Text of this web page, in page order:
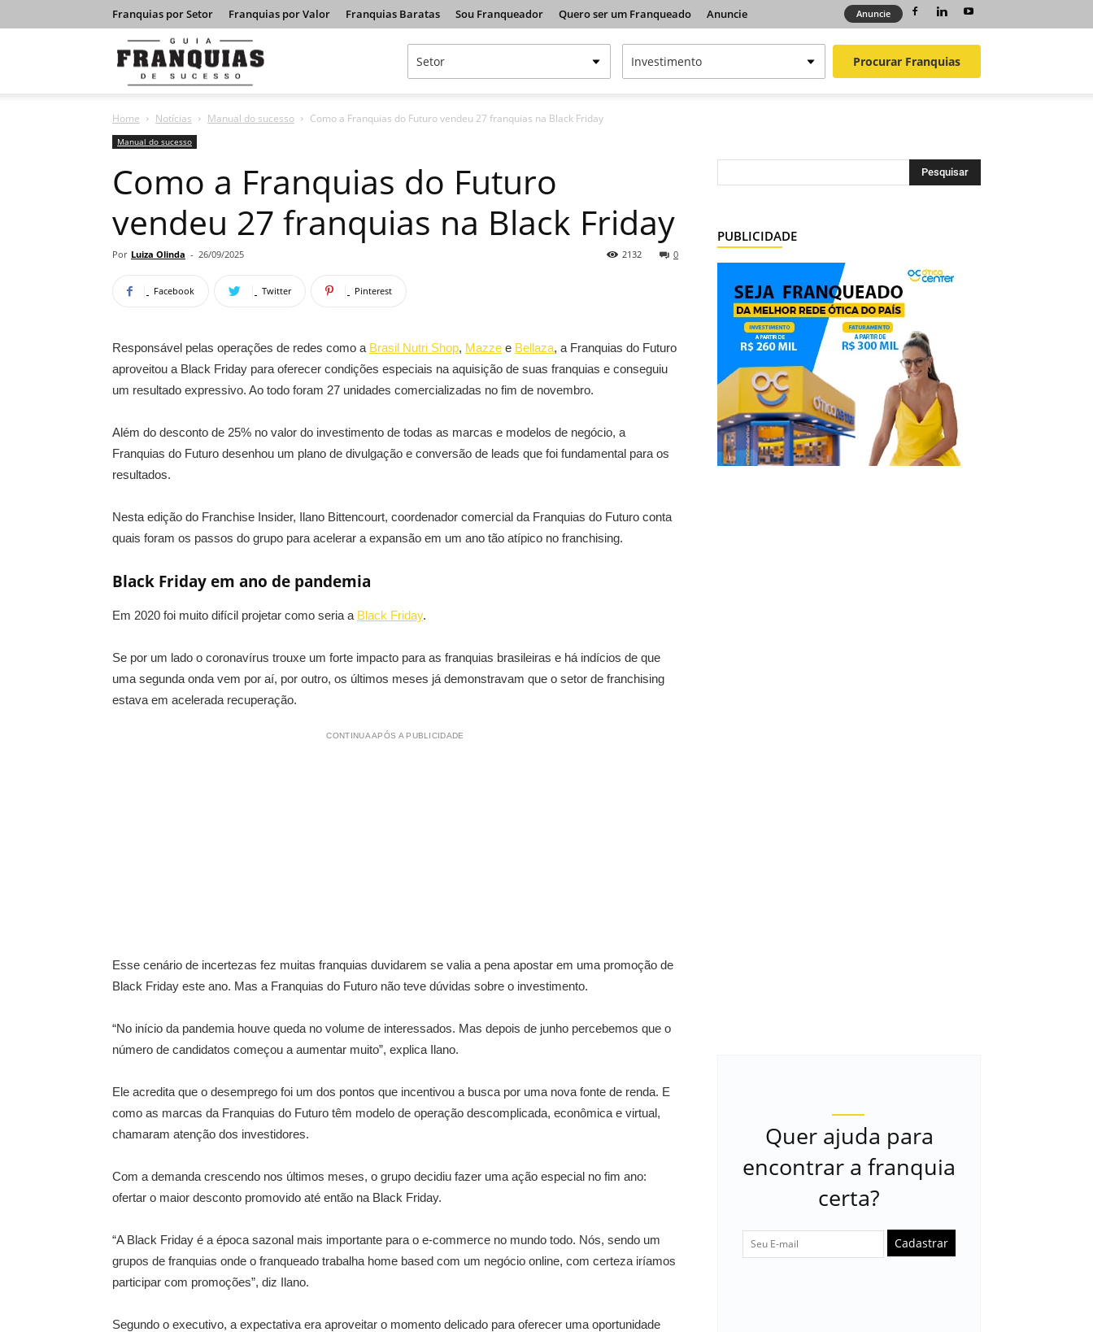
Franquias por Setor Franquias por Valor Franquias Baratas Sou Franqueador Quero ser um Franqueado Anuncie Anuncie
Franquias
de
Procurar Franquias
Home Notícias Manual do sucesso Como a Franquias do Futuro vendeu 27 franquias na Black Friday
Manual do sucesso
Como a Franquias do Futuro
vendeu 27 franquias na Black Friday
Por Luiza Olinda - 26/09/2025 0
2132
Facebook Twitter Pinterest
Responsável pelas operações de redes como a Brasil Nutri Shop, Mazze e Bellaza, a Franquias do Futuro
aproveitou a Black Friday para oferecer condições especiais na aquisição de suas franquias e conseguiu
um resultado expressivo. Ao todo foram 27 unidades comercializadas no fim de novembro.
Além do desconto de 25% no valor do investimento de todas as marcas e modelos de negócio, a
Franquias do Futuro desenhou um plano de divulgação e conversão de leads que foi fundamental para os
resultados.
Nesta edição do Franchise Insider, Ilano Bittencourt, coordenador comercial da Franquias do Futuro conta
quais foram os passos do grupo para acelerar a expansão em um ano tão atípico no franchising.
Black Friday em ano de pandemia
Em 2020 foi muito difícil projetar como seria a Black Friday.
Se por um lado o coronavírus trouxe um forte impacto para as franquias brasileiras e há indícios de que
uma segunda onda vem por aí, por outro, os últimos meses já demonstravam que o setor de franchising
estava em acelerada recuperação.
CONTINUA APÓS A PUBLICIDADE
Esse cenário de incertezas fez muitas franquias duvidarem se valia a pena apostar em uma promoção de
Black Friday este ano. Mas a Franquias do Futuro não teve dúvidas sobre o investimento.
“No início da pandemia houve queda no volume de interessados. Mas depois de junho percebemos que o
número de candidatos começou a aumentar muito”, explica Ilano.
Ele acredita que o desemprego foi um dos pontos que incentivou a busca por uma nova fonte de renda. E
como as marcas da Franquias do Futuro têm modelo de operação descomplicada, econômica e virtual,
chamaram atenção dos investidores.
Com a demanda crescendo nos últimos meses, o grupo decidiu fazer uma ação especial no fim ano:
ofertar o maior desconto promovido até então na Black Friday.
“A Black Friday é a época sazonal mais importante para o e-commerce no mundo todo. Nós, sendo um
grupos de franquias onde o franqueado trabalha home based com um negócio online, com certeza iríamos
participar com promoções”, diz Ilano.
Segundo o executivo, a expectativa era aproveitar o momento delicado para oferecer uma oportunidade
PUBLICIDADE
Quer ajuda para
encontrar a franquia
certa?
Cadastrar